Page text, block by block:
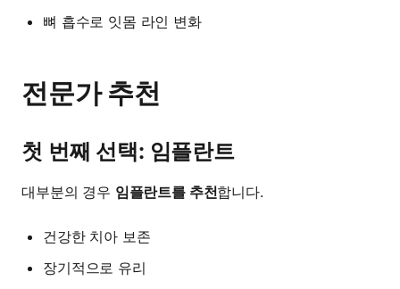
뼈 흡수로 잇몸 라인 변화
전문가 추천
첫 번째 선택: 임플란트
대부분의 경우 임플란트를 추천합니다.
건강한 치아 보존
장기적으로 유리